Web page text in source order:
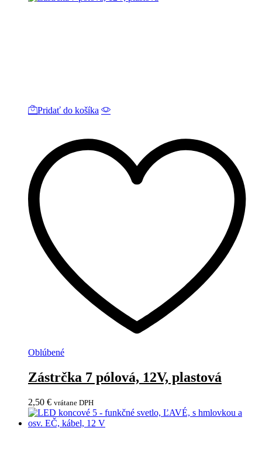
Pridať do košíka
Oblúbené
Zástrčka 7 pólová, 12V, plastová
2,50 € vrátane DPH